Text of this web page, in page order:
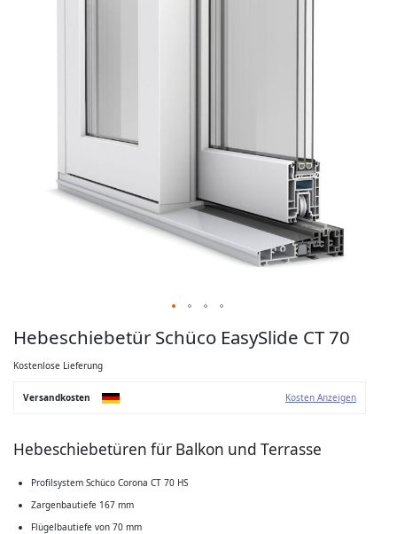
Anfang
Bildgalerie
Hebeschiebetür Schüco EasySlide CT 70
Kostenlose Lieferung
Versandkosten Kosten Anzeigen
Hebeschiebetüren für Balkon und Terrasse
Profilsystem Schüco Corona CT 70 HS
Zargenbautiefe 167 mm
Flügelbautiefe von 70 mm